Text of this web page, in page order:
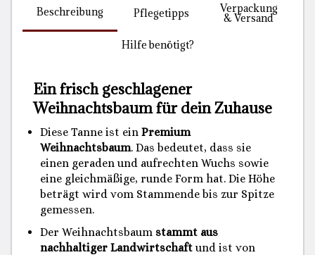
Beschreibung Pflegetipps Verpackung
& Versand
Hilfe benötigt?
Ein frisch geschlagener
Weihnachtsbaum für dein Zuhause
Diese Tanne ist ein Premium
Weihnachtsbaum. Das bedeutet, dass sie
einen geraden und aufrechten Wuchs sowie
eine gleichmäßige, runde Form hat. Die Höhe
beträgt wird vom Stammende bis zur Spitze
gemessen.
Der Weihnachtsbaum stammt aus
nachhaltiger Landwirtschaft und ist von